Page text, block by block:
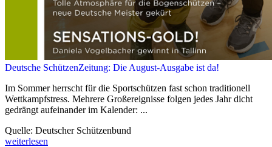
Deutsche SchützenZeitung: Die August-Ausgabe ist da!
Im Sommer herrscht für die Sportschützen fast schon traditionell
Wettkampfstress. Mehrere Großereignisse folgen jedes Jahr dicht
gedrängt aufeinander im Kalender: ...
Quelle: Deutscher Schützenbund
weiterlesen